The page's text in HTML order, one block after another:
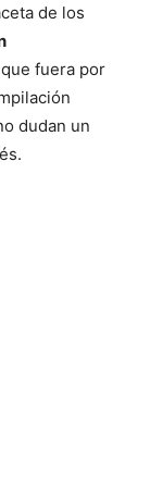
de los
fuera por
dudan un